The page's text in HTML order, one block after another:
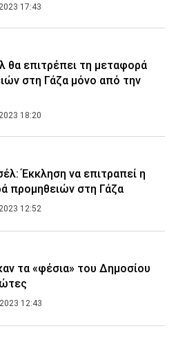
17:43
θα επιτρέπει τη μεταφορά
στη Γάζα μόνο από την
18:20
Έκκληση να επιτραπεί η
προμηθειών στη Γάζα
12:52
τα «φέσια» του Δημοσίου
12:43